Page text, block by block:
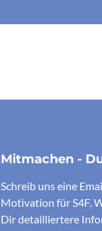
Mitmachen -
Schreib uns eine
Motivation für S4F.
Dir detailliertere